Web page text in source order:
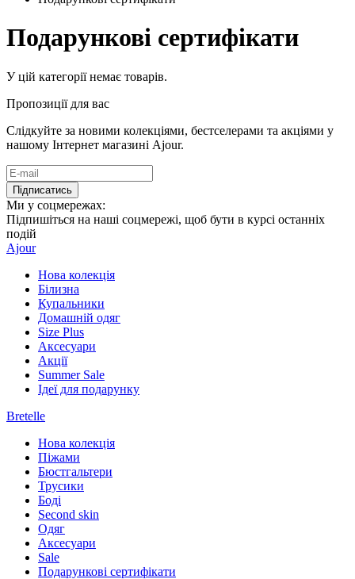
Подарункові сертифікати
У цій категорії немає товарів.
Пропозиції для вас
Слідкуйте за новими колекціями, бестселерами та акціями у
нашому Інтернет магазині Ajour.
Підписатись
Ми у соцмережах:
Підпишіться на наші соцмережі, щоб бути в курсі останніх
подій
Ajour
Нова колекція
Білизна
Купальники
Домашній одяг
Size Plus
Аксесуари
Акції
Summer Sale
Ідеї для подарунку
Bretelle
Нова колекція
Піжами
Бюстгальтери
Трусики
Боді
Second skin
Одяг
Аксесуари
Sale
Подарункові сертифікати